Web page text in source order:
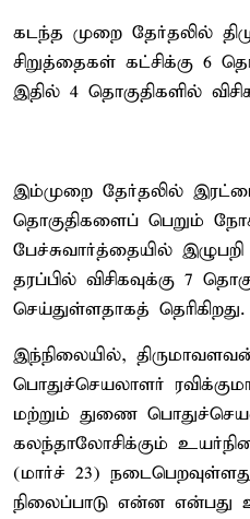
கடந்த முறை தேர்தலில்
சிறுத்தைகள் கட்சிக்கு 6
இதில் 4 தொகுதிகளில்
இம்முறை தேர்தலில்
தொகுதிகளைப் பெறும்
பேச்சுவார்த்தையில் இழுபறி
தரப்பில் விசிகவுக்கு 7
செய்துள்ளதாகத் தெரிகிறது.
இந்நிலையில்,
பொதுச்செயலாளர்
மற்றும் துணை
கலந்தாலோசிக்கும்
(மார்ச் 23)
நிலைப்பாடு என்ன என்பது